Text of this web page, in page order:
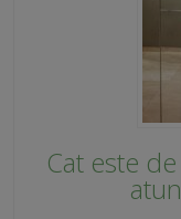
Cat este